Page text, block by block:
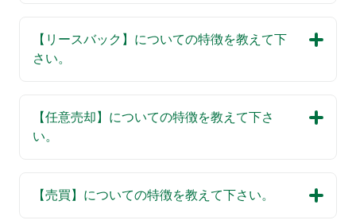
【リースバック】についての特徴を教えて下
さい。
【任意売却】についての特徴を教えて下さ
い。
【売買】についての特徴を教えて下さい。